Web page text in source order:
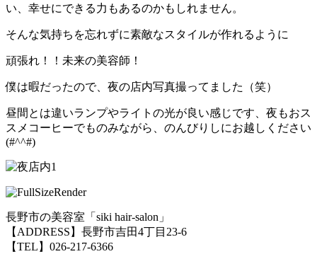
い、幸せにできる力もあるのかもしれません。
そんな気持ちを忘れずに素敵なスタイルが作れるように
頑張れ！！未来の美容師！
僕は暇だったので、夜の店内写真撮ってました（笑）
昼間とは違いランプやライトの光が良い感じです、夜もおス
スメコーヒーでものみながら、のんびりしにお越しください
(#^^#)
長野市の美容室「siki hair-salon」
【ADDRESS】長野市吉田4丁目23-6
【TEL】026-217-6366